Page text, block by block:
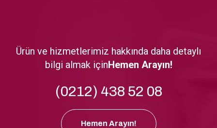
Ürün ve hizmetlerimiz hakkında daha detaylı
bilgi almak içinHemen Arayın!
(0212) 438 52 08
Hemen Arayın!